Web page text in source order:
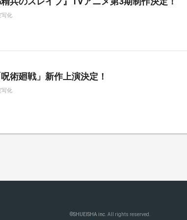
写化
術廻戦」新作上演決定！
写化
©SHUEISHA inc. All rights reserved.